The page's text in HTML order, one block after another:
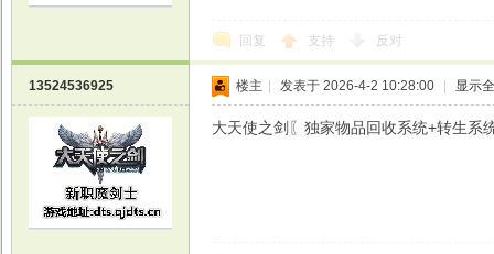
回复 支持 反对
13524536925 楼主 发表于 2026-4-2 10:28:00 显示
大天使之剑〖独家物品回收系统+转生